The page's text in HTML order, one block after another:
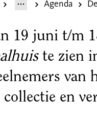
Agenda
19 juni t/m
te zien
van
collectie en